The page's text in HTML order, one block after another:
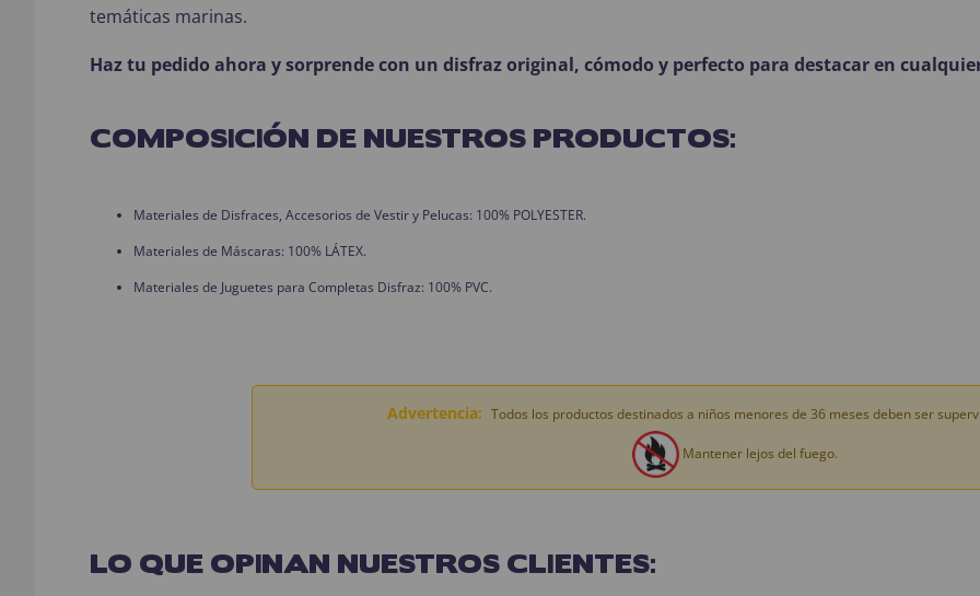
temáticas marinas.
Haz tu pedido ahora y sorprende con un disfraz original, cómodo y perfecto para destacar en
COMPOSICIÓN DE NUESTROS PRODUCTOS:
Materiales de Disfraces, Accesorios de Vestir y Pelucas: 100% POLYESTER.
Materiales de Máscaras: 100% LÁTEX.
Materiales de Juguetes para Completas Disfraz: 100% PVC.
Advertencia: Todos los productos destinados a niños menores de 36 meses deben ser
Mantener lejos del fuego.
LO QUE OPINAN NUESTROS CLIENTES: